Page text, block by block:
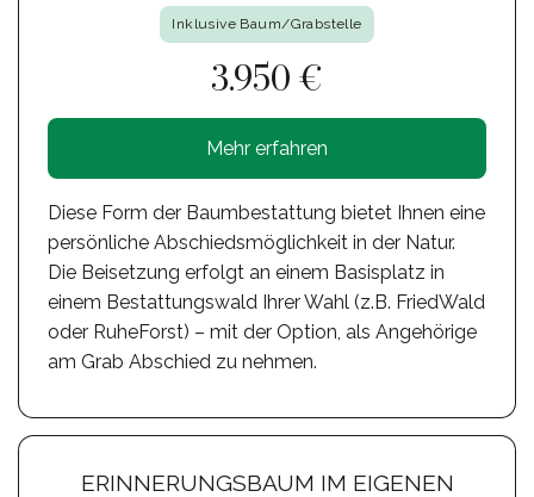
Inklusive Baum/Grabstelle
3.950 €
Mehr erfahren
Diese Form der Baumbestattung bietet Ihnen eine
persönliche Abschiedsmöglichkeit in der Natur.
Die Beisetzung erfolgt an einem Basisplatz in
einem Bestattungswald Ihrer Wahl (z.B. FriedWald
oder RuheForst) – mit der Option, als Angehörige
am Grab Abschied zu nehmen.
ERINNERUNGSBAUM IM EIGENEN